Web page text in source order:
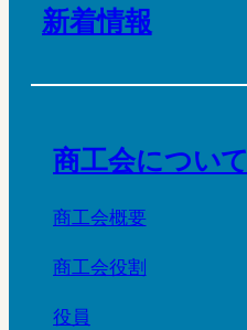
新着情報
商工会について
商工会概要
商工会役割
役員